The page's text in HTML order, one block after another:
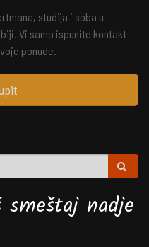
studija i soba u
Vi samo ispunite kontakt
ponude.
nadje